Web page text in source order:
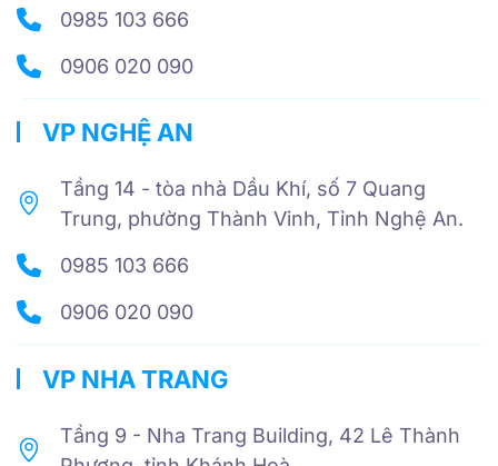
0985 103 666
0906 020 090
VP NGHỆ AN
Tầng 14 - tòa nhà Dầu Khí, số 7 Quang
Trung, phường Thành Vinh, Tỉnh Nghệ An.
0985 103 666
0906 020 090
VP NHA TRANG
Tầng 9 - Nha Trang Building, 42 Lê Thành